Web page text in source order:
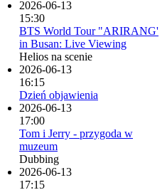
2026-06-13
15:30
BTS World Tour "ARIRANG'
in Busan: Live Viewing
Helios na scenie
2026-06-13
16:15
Dzień objawienia
2026-06-13
17:00
Tom i Jerry - przygoda w
muzeum
Dubbing
2026-06-13
17:15